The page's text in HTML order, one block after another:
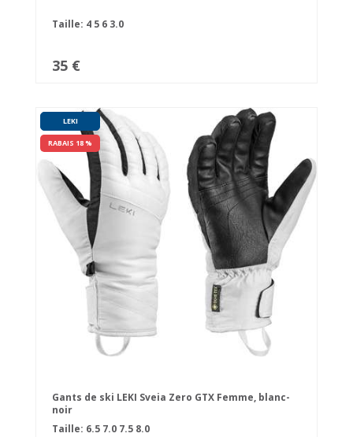
Taille: 4 5 6 3.0
35 €
LEKI
RABAIS 18 %
Gants de ski LEKI Sveia Zero GTX Femme, blanc-
noir
Taille: 6.5 7.0 7.5 8.0